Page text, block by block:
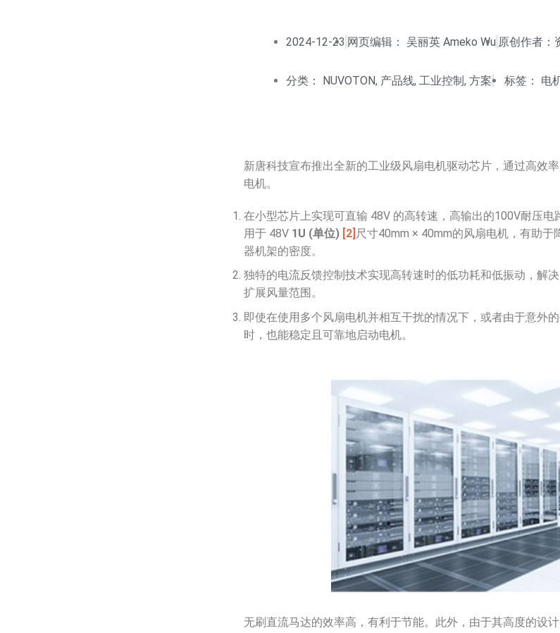
2024-12-23 网页编辑： 吴丽英 Ameko Wu 原创作者：
分类： NUVOTON, 产品线, 工业控制 , 方案 标签： 电
新唐科技宣布推出全新的工业级风扇电机驱动芯片，通过高效
电机。
在小型芯片上实现可直输 48V 的高转速，高输出的100V耐压电
用于 48V 1U (单位) [2] 尺寸40mm × 40mm的风扇电机，有助
器机架的密度。
独特的电流反馈控制技术实现高转速时的低功耗和低振动，解
扩展风量范围。
即使在使用多个风扇电机并相互干扰的情况下，或者由于意外
时，也能稳定且可靠地启动电机。
无刷直流马达的效率高，有利于节能。此外，由于其高度的设